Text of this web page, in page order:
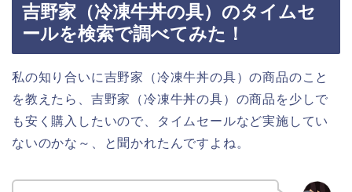
吉野家（冷凍牛丼の具）のタイムセ
ールを検索で調べてみた！
私の知り合いに吉野家（冷凍牛丼の具）の商品のこと
を教えたら、吉野家（冷凍牛丼の具）の商品を少しで
も安く購入したいので、タイムセールなど実施してい
ないのかな～、と聞かれたんですよね。